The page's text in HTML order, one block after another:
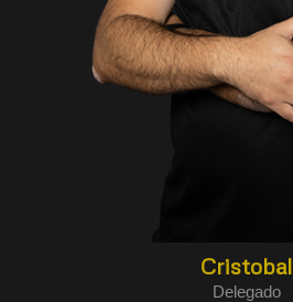
Cristobal
Delegado